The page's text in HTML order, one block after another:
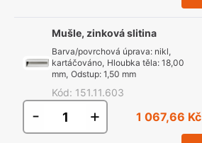
Mušle, zinková slitina
Barva/povrchová úprava: nikl,
kartáčováno, Hloubka těla: 18,00
mm, Odstup: 1,50 mm
Kód: 151.11.603
- + 1 067,66 Kč